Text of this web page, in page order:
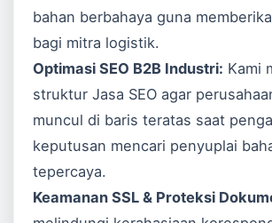
bahan berbahaya guna
bagi mitra logistik.
Optimasi SEO B2B Industri: Kami
strukturJasa SEO agar
muncul di baris teratas saat
keputusan mencari penyuplai
tepercaya.
Keamanan SSL & Proteksi